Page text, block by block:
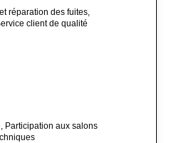
réparation des fuites,
client de qualité
Participation aux salons